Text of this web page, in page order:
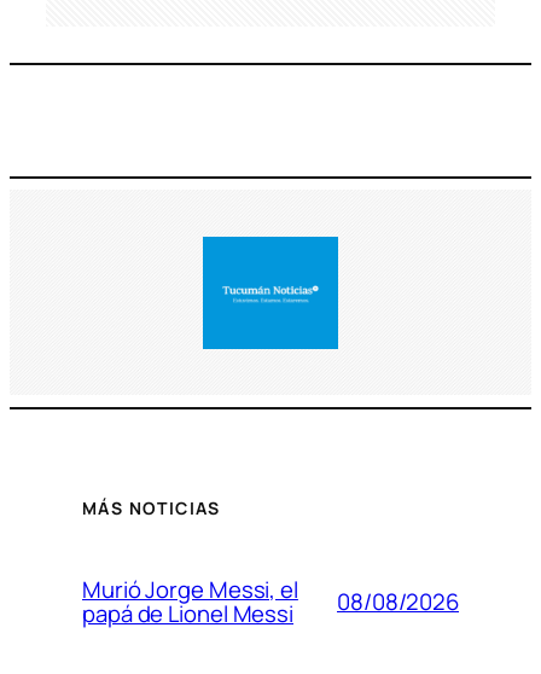
MÁS NOTICIAS
Murió Jorge Messi, el
papá de Lionel Messi 08/08/2026